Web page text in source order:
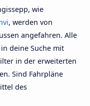
wie
, werden von
angefahren. Alle
deine Suche mit
in der erweiterten
Sind Fahrpläne
des